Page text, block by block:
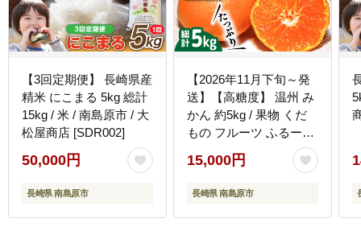
【3回定期便】 長崎県産
精米 にこまる 5kg 総計
15kg / 米 / 南島原市 / 大
松屋商店 [SDR002]
50,000円
長崎県 南島原市
【2026年11月下旬～発
送】【高糖度】 温州 み
かん 約5kg / 果物 くだ
もの フルーツ ふるーつ
旬 家庭用 / 南島原市 / 南
島原果物屋 [SCV011]
15,000円
長崎県 南島原市